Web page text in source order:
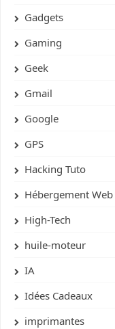
Gadgets
Gaming
Geek
Gmail
Google
GPS
Hacking Tuto
Hébergement Web
High-Tech
huile-moteur
IA
Idées Cadeaux
imprimantes